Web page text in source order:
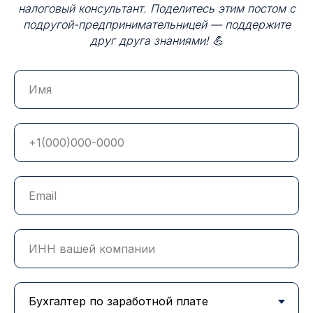
налоговый консультант. Поделитесь этим постом с
подругой-предпринимательницей — поддержите
друг друга знаниями! 💪
+7